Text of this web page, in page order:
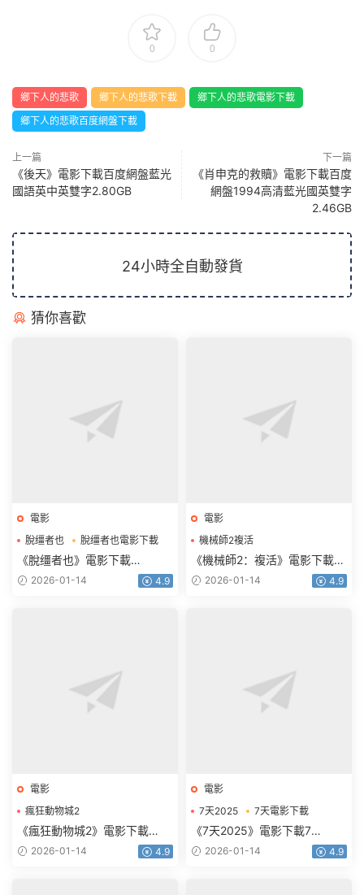
0 0
鄉下人的悲歌 鄉下人的悲歌下載
鄉下人的悲歌電影下載
鄉下人的悲歌百度網盤下載
上一篇
《後天》電影下載百度網盤藍光
國語英中英雙字2.80GB
下一篇
《肖申克的救贖》電影下載百度
網盤1994高清藍光國英雙字
2.46GB
24小時全自動發貨
猜你喜歡
電影
脫缰者也
脫缰者也電影下載
《脫缰者也》電影下載
1080p.HD國語中字
2026-01-14 4.9
電影
機械師2複活
機械師2複活電影下載
《機械師2：複活》電影下載
1080p.BD中英雙字
2026-01-14 4.9
電影
瘋狂動物城2
瘋狂動物城2電影下載
《瘋狂動物城2》電影下載
1080p.HD中英雙語
2026-01-14 4.9
電影
7天2025
7天電影下載
《7天2025》電影下載7
天.2160p.HD國語中字
2026-01-14 4.9